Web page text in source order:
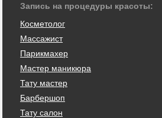
Запись на процедуры красоты:
Косметолог
Массажист
Парикмахер
Мастер маникюра
Тату мастер
Барбершоп
Тату салон